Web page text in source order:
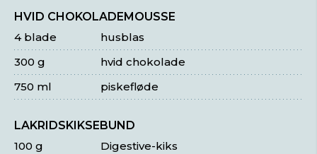
HVID CHOKOLADEMOUSSE
husblas
4 blade
hvid chokolade
300 g
piskefløde
750 ml
LAKRIDSKIKSEBUND
Digestive-kiks
100 g